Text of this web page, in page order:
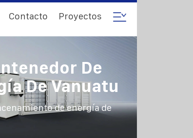
Contacto Proyectos
De
De Vanuatu
de energía de